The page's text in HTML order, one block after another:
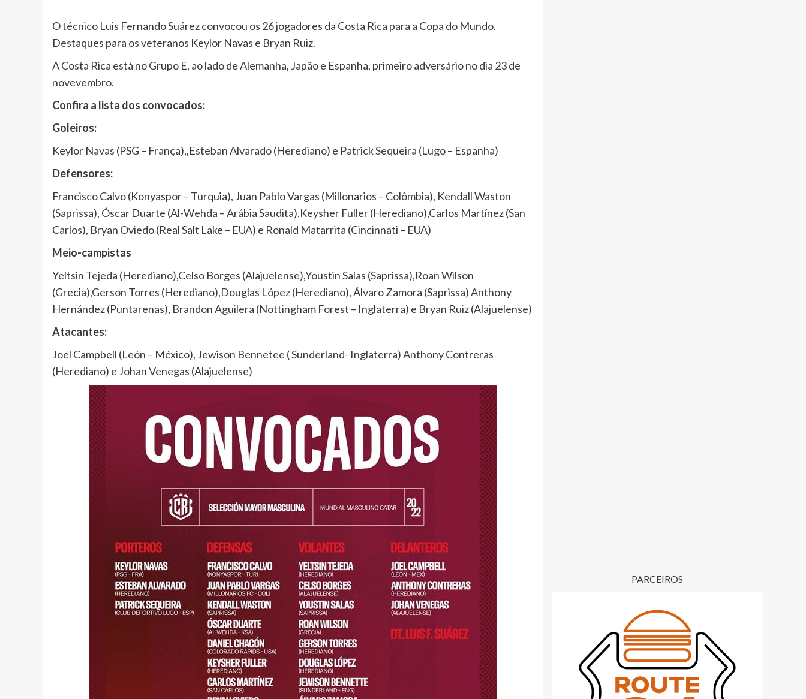
O técnico Luis Fernando Suárez convocou os 26 jogadores da Costa Rica para a Copa do Mundo.
Destaques para os veteranos Keylor Navas e Bryan Ruiz.
A Costa Rica está no Grupo E, ao lado de Alemanha, Japão e Espanha, primeiro adversário no dia 23 de
novevembro.
Confira a lista dos convocados:
Goleiros:
Keylor Navas (PSG – França),,Esteban Alvarado (Herediano) e Patrick Sequeira (Lugo – Espanha)
Defensores:
Francisco Calvo (Konyaspor – Turquia), Juan Pablo Vargas (Millonarios – Colômbia), Kendall Waston
(Saprissa), Óscar Duarte (Al-Wehda – Arábia Saudita),Keysher Fuller (Herediano),Carlos Martínez (San
Carlos), Bryan Oviedo (Real Salt Lake – EUA) e Ronald Matarrita (Cincinnati – EUA)
Meio-campistas
Yeltsin Tejeda (Herediano),Celso Borges (Alajuelense),Youstin Salas (Saprissa),Roan Wilson
(Grecia),Gerson Torres (Herediano),Douglas López (Herediano), Álvaro Zamora (Saprissa) Anthony
Hernández (Puntarenas), Brandon Aguilera (Nottingham Forest – Inglaterra) e Bryan Ruiz (Alajuelense)
Atacantes:
Joel Campbell (León – México), Jewison Bennetee ( Sunderland- Inglaterra) Anthony Contreras
(Herediano) e Johan Venegas (Alajuelense)
PARCEIROS